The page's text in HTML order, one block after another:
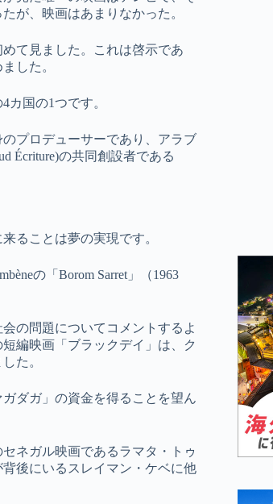
が、映画はあまりなかった。
て見ました。これは啓示であ
した。
国の1つです。
プロデューサーであり、アラブ
Écriture)の共同創設者である
ることは夢の実現です。
の「Borom Sarret」（1963
の問題についてコメントするよ
編映画「ブラックデイ」は、ク
た。
ダガ」の資金を得ることを望ん
ネガル映画であるラマタ・トゥ
後にいるスレイマン・ケベに他